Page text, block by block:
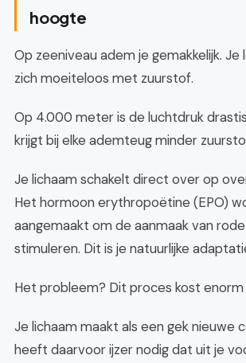
hoogte
Op zeeniveau adem je gemakkelijk. Je
zich moeiteloos met zuurstof.
Op 4.000 meter is de luchtdruk
krijgt bij elke ademteug minder
Je lichaam schakelt direct over op
Het hormoon erythropoëtine (EPO)
aangemaakt om de aanmaak van
stimuleren. Dit is je natuurlijke
Het probleem? Dit proces kost enorm
Je lichaam maakt als een gek nieuwe
heeft daarvoor ijzer nodig dat uit je